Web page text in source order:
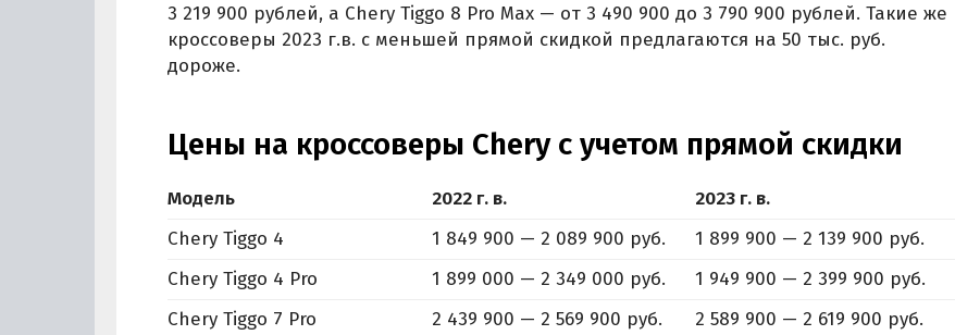
3 219 900 рублей, а Chery Tiggo 8 Pro Max — от 3 490 900 до 3 790 900 рублей. Такие же
кроссоверы 2023 г.в. с меньшей прямой скидкой предлагаются на 50 тыс. руб.
дороже.
Цены на кроссоверы Chery с учетом прямой скидки
Модель 2022 г. в.
2023 г. в.
Chery Tiggo 4
1 849 900 — 2 089 900 руб.
1 899 900 — 2 139 900 руб.
Chery Tiggo 4 Pro
1 899 000 — 2 349 000 руб.
1 949 900 — 2 399 900 руб.
Chery Tiggo 7 Pro
2 439 900 — 2 569 900 руб.
2 589 900 — 2 619 900 руб.